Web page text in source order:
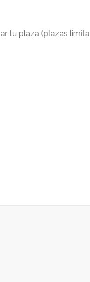
tu plaza (plazas